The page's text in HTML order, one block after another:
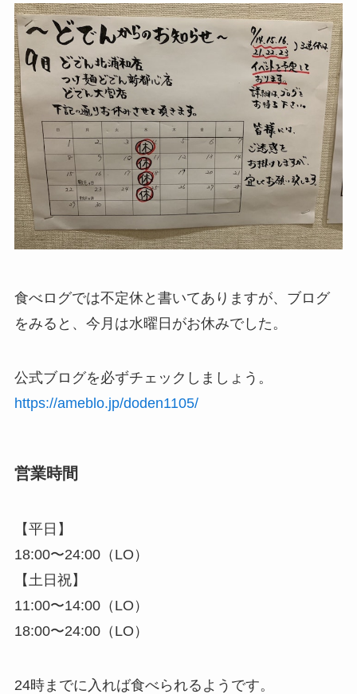
食べログでは不定休と書いてありますが、ブログ
をみると、今月は水曜日がお休みでした。
公式ブログを必ずチェックしましょう。
https://ameblo.jp/doden1105/
営業時間
【平日】
18:00〜24:00（LO）
【土日祝】
11:00〜14:00（LO）
18:00〜24:00（LO）
24時までに入れば食べられるようです。